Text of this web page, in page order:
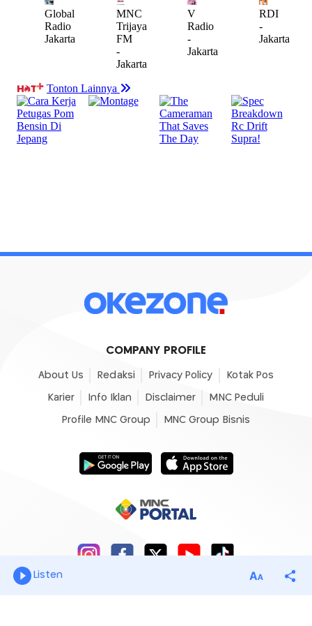
COMPANY PROFILE
About Us Redaksi Privacy Policy Kotak Pos
Karier Info Iklan Disclaimer MNC Peduli
Profile MNC Group MNC Group Bisnis
Listen